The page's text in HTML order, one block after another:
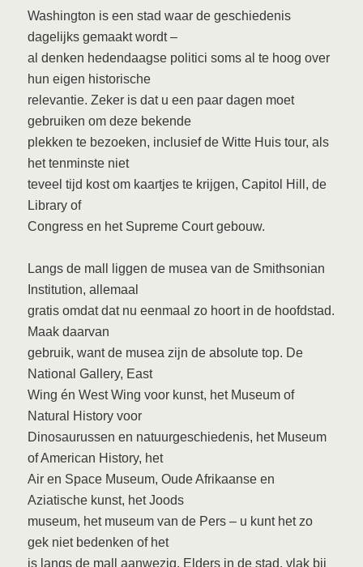
Washington is een stad waar de geschiedenis
dagelijks gemaakt wordt –
al denken hedendaagse politici soms al te hoog over
hun eigen historische
relevantie. Zeker is dat u een paar dagen moet
gebruiken om deze bekende
plekken te bezoeken, inclusief de Witte Huis tour, als
het tenminste niet
teveel tijd kost om kaartjes te krijgen, Capitol Hill, de
Library of
Congress en het Supreme Court gebouw.
Langs de mall liggen de musea van de Smithsonian
Institution, allemaal
gratis omdat dat nu eenmaal zo hoort in de hoofdstad.
Maak daarvan
gebruik, want de musea zijn de absolute top. De
National Gallery, East
Wing én West Wing voor kunst, het Museum of
Natural History voor
Dinosaurussen en natuurgeschiedenis, het Museum
of American History, het
Air en Space Museum, Oude Afrikaanse en
Aziatische kunst, het Joods
museum, het museum van de Pers – u kunt het zo
gek niet bedenken of het
is langs de mall aanwezig. Elders in de stad, vlak bij